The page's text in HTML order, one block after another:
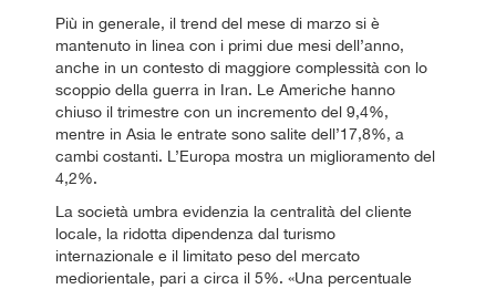
Più in generale, il trend del mese di marzo si è
mantenuto in linea con i primi due mesi dell’anno,
anche in un contesto di maggiore complessità con lo
scoppio della guerra in Iran. Le Americhe hanno
chiuso il trimestre con un incremento del 9,4%,
mentre in Asia le entrate sono salite dell’17,8%, a
cambi costanti. L’Europa mostra un miglioramento del
4,2%.
La società umbra evidenzia la centralità del cliente
locale, la ridotta dipendenza dal turismo
internazionale e il limitato peso del mercato
mediorientale, pari a circa il 5%. «Una percentuale